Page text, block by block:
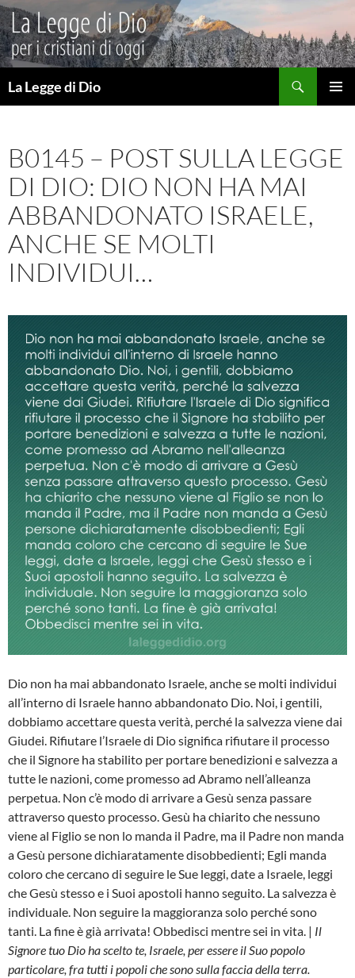
Vai
al
contenuto
La Legge di Dio
B0145 – POST SULLA LEGGE
DI DIO: DIO NON HA MAI
ABBANDONATO ISRAELE,
ANCHE SE MOLTI
INDIVIDUI…
Dio non ha mai abbandonato Israele, anche se molti individui
all’interno di Israele hanno abbandonato Dio. Noi, i gentili,
dobbiamo accettare questa verità, perché la salvezza viene dai
Giudei. Rifiutare l’Israele di Dio significa rifiutare il processo
che il Signore ha stabilito per portare benedizioni e salvezza a
tutte le nazioni, come promesso ad Abramo nell’alleanza
perpetua. Non c’è modo di arrivare a Gesù senza passare
attraverso questo processo. Gesù ha chiarito che nessuno
viene al Figlio se non lo manda il Padre, ma il Padre non manda
a Gesù persone dichiaratamente disobbedienti; Egli manda
coloro che cercano di seguire le Sue leggi, date a Israele, leggi
che Gesù stesso e i Suoi apostoli hanno seguito. La salvezza è
individuale. Non seguire la maggioranza solo perché sono
tanti. La fine è già arrivata! Obbedisci mentre sei in vita. | Il
Signore tuo Dio ha scelto te, Israele, per essere il Suo popolo
particolare, fra tutti i popoli che sono sulla faccia della terra.